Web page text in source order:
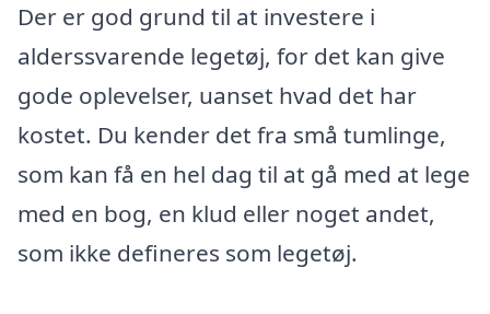
Der er god grund til at investere i
alderssvarende legetøj, for det kan give
gode oplevelser, uanset hvad det har
kostet. Du kender det fra små tumlinge,
som kan få en hel dag til at gå med at lege
med en bog, en klud eller noget andet,
som ikke defineres som legetøj.